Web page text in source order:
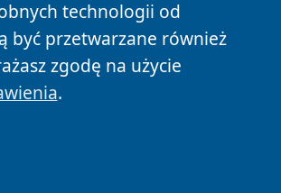
technologii od
być przetwarzane również
zgodę na użycie
.